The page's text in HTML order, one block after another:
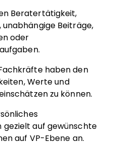
Beratertätigkeit,
unabhängige Beiträge,
oder
haben den
Werte und
zu können.
auf gewünschte
auf VP-Ebene an.